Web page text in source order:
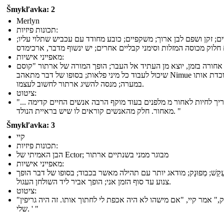
Šmykľavka: 2
Merlyn
תכונות פיזיות:
זקן ושפם לבן ארוך; משקפיים; כובע מחודד עם עכביש שתלוי עליו;
חלוק מכוסה המזלות וסימני קבליים אחרים; יש ינשוף מדבר, ארכימדס
מאפייני אישיות:
אחורה בזמן, יוצא מן העתיד אל העבר; הופך המורה של ארתור "קוסם
שיכול לעבוד כל מיני פלאות; בסופו של דבר מתאהב Nimue אשר לוכדת אותו
במערה; מנסה להשיג ארתור לחשוב לעצמו.
ציטוט:
"... אני צריך לחיות לאחור מ מלפנים בעוד מוקף הרבה אנשים החיים קדימה
מאחור. חלק מהאנשים קוראים לו שיש בראיית הנולד. "
Šmykľavka: 3
קיי
תכונות פיזיות:
הבן האמיתי של Ector; מבוגר ממני בשנתיים ארתור
מאפייני אישיות:
מְפוּנָק; מודאג יותר עם תהילה מאשר בכבוד; בסופו של דבר הופך
צנוע עד סוף הזמן אני; הופך אביר ליד השולחן העגול.
ציטוט:
"זה יספיק," אמר קיי, "אם מישהו לא היה אכפת לי לחתוך אותו. זה היה גריפין
שלי. ' "